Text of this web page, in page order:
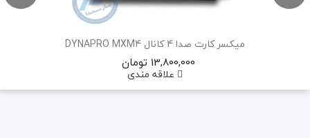
میکسر کارت صدا 4 کانال DYNAPRO MXM4
13,800,000 تومان
علاقه مندی